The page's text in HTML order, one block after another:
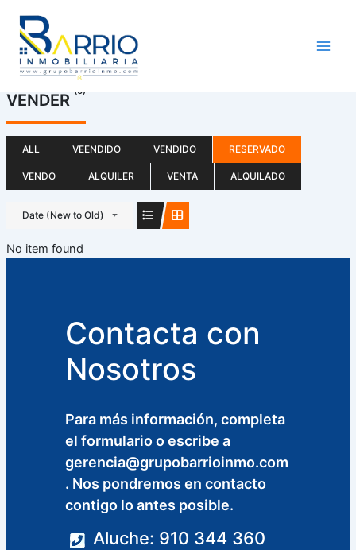
contenido
VENDER (0)
ALL VEENDIDO VENDIDO RESERVADO
VENDO ALQUILER VENTA ALQUILADO
Date (New to Old)
No item found
Contacta con
Nosotros
Para más información, completa
el formulario o escribe a
gerencia@grupobarrioinmo.com
. Nos pondremos en contacto
contigo lo antes posible.
Aluche: 910 344 360